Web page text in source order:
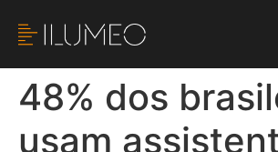
48% dos
usam